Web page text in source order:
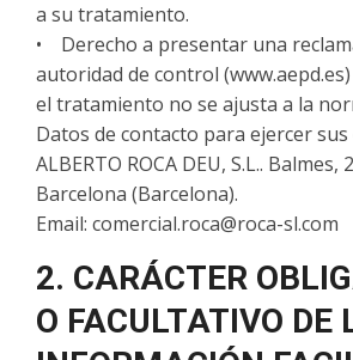
a su tratamiento.
• Derecho a presentar una
autoridad de control
el tratamiento no se ajusta a la
Datos de contacto para ejercer sus
ALBERTO ROCA DEU, S.L.. Balmes,
Barcelona (Barcelona).
Email: comercial.roca@roca-sl.com
2. CARÁCTER
O FACULTATIVO DE